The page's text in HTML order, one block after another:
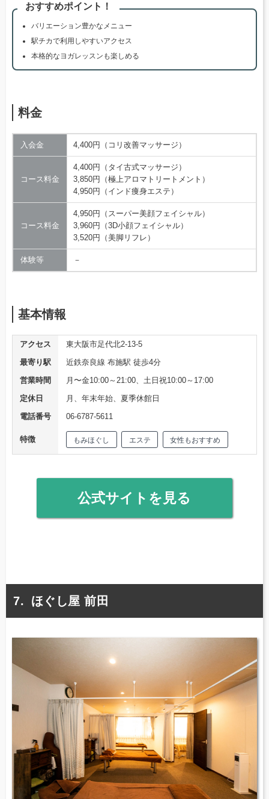
おすすめポイント！
バリエーション豊かなメニュー
駅チカで利用しやすいアクセス
本格的なヨガレッスンも楽しめる
料金
入会金 4,400円（コリ改善マッサージ）
コース料金
4,400円（タイ古式マッサージ）
3,850円（極上アロマトリートメント）
4,950円（インド痩身エステ）
コース料金
4,950円（スーパー美顔フェイシャル）
3,960円（3D小顔フェイシャル）
3,520円（美脚リフレ）
体験等 －
基本情報
アクセス
東大阪市足代北2-13-5
最寄り駅
近鉄奈良線 布施駅 徒歩4分
営業時間
月〜金10:00～21:00、土日祝10:00～17:00
定休日
月、年末年始、夏季休館日
電話番号
06-6787-5611
特徴 もみほぐし エステ 女性もおすすめ
公式サイトを見る
ほぐし屋 前田